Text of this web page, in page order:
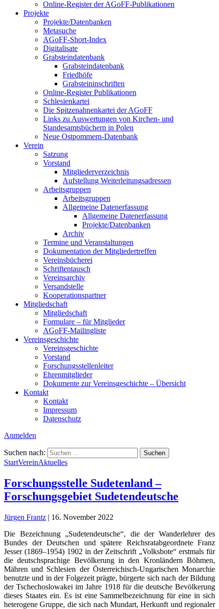
Online-Register der AGoFF-Publikationen
Projekte
Projekte/Datenbanken
Metasuche
AGoFF-Short-Index
Digitalisate
Grabsteindatenbank
Grabsteindatenbank
Friedhöfe
Grabsteininschriften
Online-Register Publikationen
Schlesienkartei
Die Spitzenahnenkartei der AGoFF
Links zu Auswertungen von Kirchen- und
Standesamtsbüchern in Polen
Neue Ostpommern-Datenbank
Verein
Satzung
Vorstand
Mitgliederverzeichnis
Aufstellung Weiterleitungsadressen
Arbeitsgruppen
Arbeitsgruppen
Allgemeine Datenerfassung
Allgemeine Datenerfassung
Projekte/Datenbanken
Archiv
Termine und Veranstaltungen
Dokumentation der Mitgliedertreffen
Vereinsbücherei
Schriftentausch
Vereinsarchiv
Versandstelle
Kooperationspartner
Mitgliedschaft
Mitgliedschaft
Formulare – für Mitglieder
AGoFF-Mailingliste
Vereinsgeschichte
Vereinsgeschichte
Vorstand
Forschungsstellenleiter
Ehrenmitglieder
Dokumente zur Vereinsgeschichte – Übersicht
Kontakt
Kontakt
Impressum
Datenschutz
Anmelden
Suchen nach:
StartVereinAktuelles
Forschungsstelle Sudetenland –
Forschungsgebiet Sudetendeutsche
Jürgen Frantz | 16. November 2022
Die Bezeichnung „Sudetendeutsche“, die der Wanderlehrer des
Bundes der Deutschen und spätere Reichsratabgeordnete Franz
Jesser (1869–1954) 1902 in der Zeitschrift „Volksbote“ erstmals für
die deutschsprachige Bevölkerung in den Kronländern Böhmen,
Mähren und Schlesien der Österreichisch-Ungarischen Monarchie
benutzte und in der Folgezeit prägte, bürgerte sich nach der Bildung
der Tschechoslowakei im Jahre 1918 für die deutsche Bevölkerung
dieses Staates ein. Es ist eine Sammelbezeichnung für eine in sich
heterogene Gruppe, die sich nach Mundart, Herkunft und regionaler